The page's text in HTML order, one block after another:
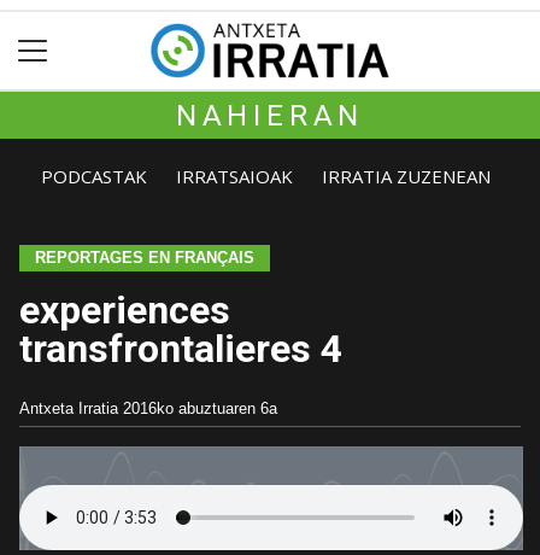
NAHIERAN
PODCASTAK IRRATSAIOAK IRRATIA ZUZENEAN
REPORTAGES EN FRANÇAIS
experiences
transfrontalieres 4
Antxeta Irratia 2016ko abuztuaren 6a